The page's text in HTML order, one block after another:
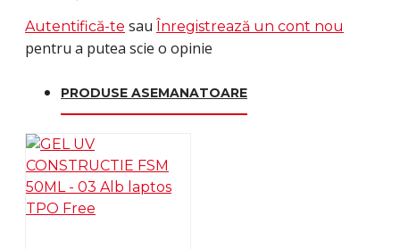
Autentifică-te sau Înregistrează un cont nou
pentru a putea scie o opinie
PRODUSE ASEMANATOARE